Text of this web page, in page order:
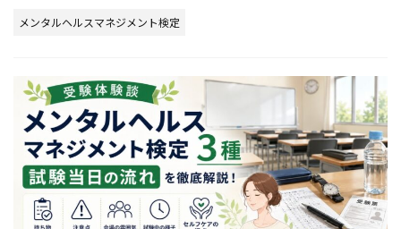
メンタルヘルスマネジメント検定